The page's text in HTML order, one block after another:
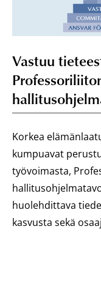
Vastuu
Korkea
kumpuavat
työvoimasta,
huolehdittava
kasvusta sekä